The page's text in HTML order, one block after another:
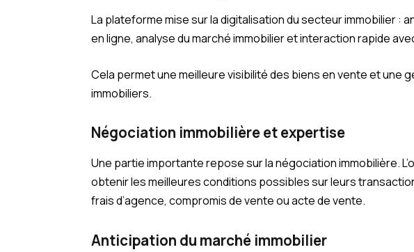
La plateforme mise sur la digitalisation du secteur immobilier :
en ligne, analyse du marché immobilier et interaction rapide
Cela permet une meilleure visibilité des biens en vente et une
immobiliers.
Négociation immobilière et expertise
Une partie importante repose sur la négociation immobilière.
obtenir les meilleures conditions possibles sur leurs
frais d’agence, compromis de vente ou acte de vente.
Anticipation du marché immobilier